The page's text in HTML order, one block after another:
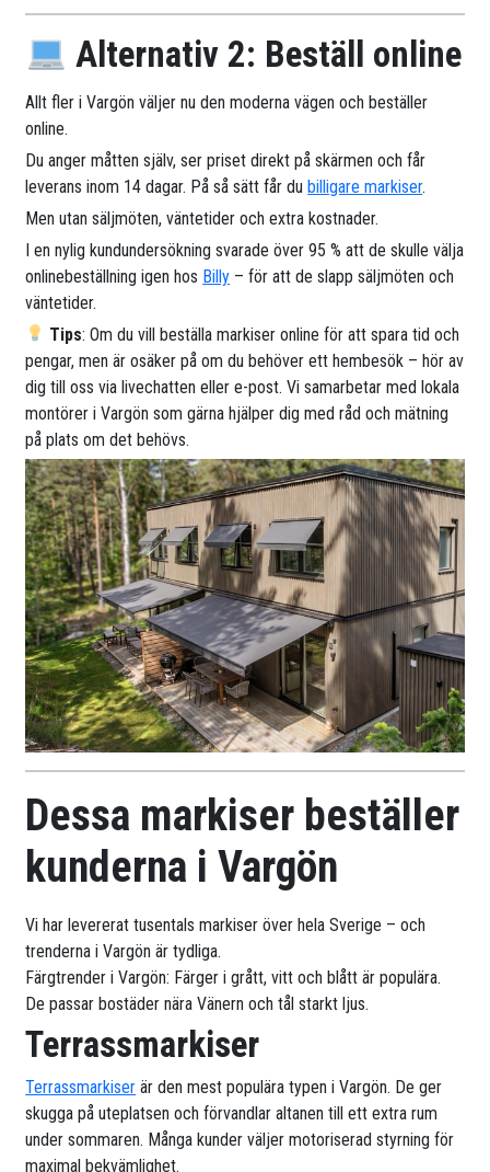
Alternativ 2: Beställ online
Allt fler i Vargön väljer nu den moderna vägen och beställer
online.
Du anger måtten själv, ser priset direkt på skärmen och får
leverans inom 14 dagar. På så sätt får dubilligare markiser.
Men utan säljmöten, väntetider och extra kostnader.
I en nylig kundundersökning svarade över 95 % att de skulle välja
onlinebeställning igen hos Billy – för att de slapp säljmöten och
väntetider.
Tips: Om du vill beställa markiser online för att spara tid och
pengar, men är osäker på om du behöver ett hembesök – hör av
dig till oss via livechatten eller e-post. Vi samarbetar med lokala
montörer i Vargön som gärna hjälper dig med råd och mätning
på plats om det behövs.
Dessa markiser beställer
kunderna i Vargön
Vi har levererat tusentals markiser över hela Sverige – och
trenderna i Vargön är tydliga.
Färgtrender i Vargön: Färger i grått, vitt och blått är populära.
De passar bostäder nära Vänern och tål starkt ljus.
Terrassmarkiser
Terrassmarkiser är den mest populära typen i Vargön. De ger
skugga på uteplatsen och förvandlar altanen till ett extra rum
under sommaren. Många kunder väljer motoriserad styrning för
maximal bekvämlighet.